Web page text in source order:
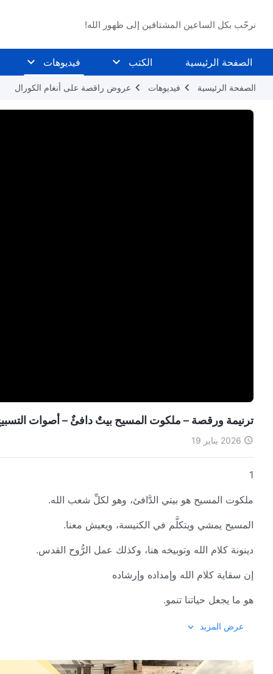
نرحّب بكل الساعين المشتاقين إلى ظهور الله!
الصفحة الرئيسية الكتب فيديوهات
الصفحة الرئيسية فيديوهات عروض راقصة على أنغام الكورال
ترنيمة ورقصة – ملكوت المسيح بيتٌ دافئٌ – أصوات التسبيح
2026 يناير 19
1
ملكوت المسيح هو بيتي الدَّافئ، وهو لكلِّ شعب الله.
المسيح يمشي ويتكلَّم في الكنيسة، ويعيش معنا.
دينونة كلام الله وتوبيخه هنا، وكذلك عمل الرُّوح القدس.
إن سقاية كلام الله وإمداده وإرشاده
هو ما يجعل حياتنا تنمو.
هذا هو الملكوت الذي يحكمه المسيح، وهو عالمٌ عادلٌ وبارٌّ.
عرض المزيد